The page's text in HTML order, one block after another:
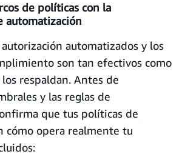
de políticas con la
automatización
autorización automatizados y los
son tan efectivos como
respaldan. Antes de
y las reglas de
que tus políticas de
cómo opera realmente tu